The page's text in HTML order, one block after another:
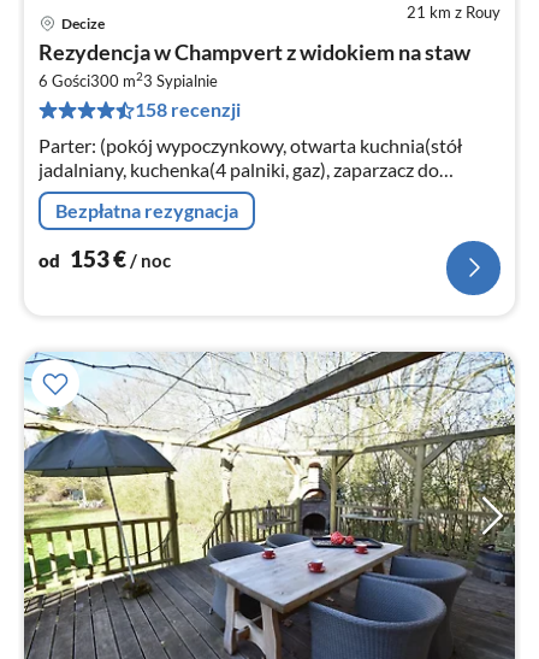
21 km z Rouy
Decize
Rezydencja w Champvert z widokiem na staw
6 Gości300 m23 Sypialnie
158 recenzji
Parter: (pokój wypoczynkowy, otwarta kuchnia(stół
jadalniany, kuchenka(4 palniki, gaz), zaparzacz do
kawy(filter)
Bezpłatna rezygnacja
od 153€/ noc